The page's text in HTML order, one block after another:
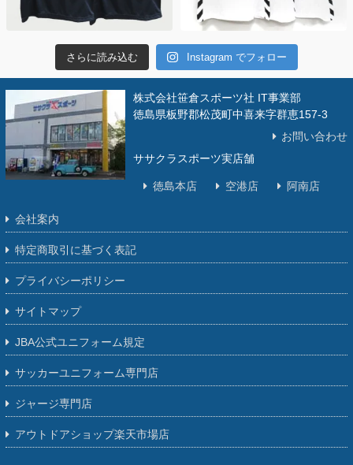
さらに読み込む Instagram でフォロー
株式会社笹倉スポーツ社 IT事業部
徳島県板野郡松茂町中喜来字群恵157-3
お問い合わせ
ササクラスポーツ実店舗
徳島本店 空港店 阿南店
会社案内
特定商取引に基づく表記
プライバシーポリシー
サイトマップ
JBA公式ユニフォーム規定
サッカーユニフォーム専門店
ジャージ専門店
アウトドアショップ楽天市場店